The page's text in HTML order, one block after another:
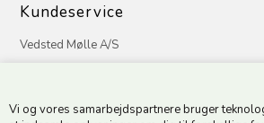
Vi og vores samarbejdspartnere bruger
Kundeservice
Vedsted Mølle A/S
CVR 49879415 Mail